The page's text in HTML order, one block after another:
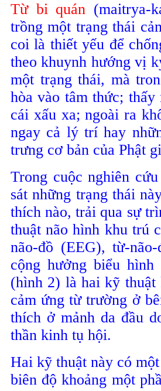
Từ bi quán (maitrya-
trồng một trạng thái
coi là thiết yếu để
theo khuynh hướng vị
một trạng thái, mà
hòa vào tâm thức;
cái xấu xa; ngoài ra
ngay cả lý trí hay
trưng cơ bản của Phật
Trong cuộc nghiên
sát những trạng thái
thích nào, trải qua sự
thuật não hình khu trú
não-đồ (EEG), từ-
cộng hưởng biểu
(hình 2) là hai kỹ thuật
cảm ứng từ trường ở
thích ở mảnh da đầu
thần kinh tụ hội.
Hai kỹ thuật này có
biên độ khoảng một